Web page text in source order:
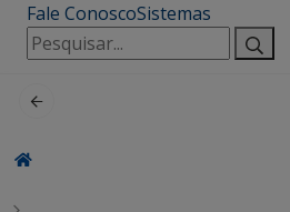
Fale ConoscoSistemas
Pesquisar
por: